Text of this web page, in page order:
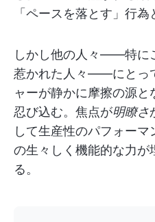
「ペースを落とす」行為
しかし他の人々——特に
惹かれた人々——にとっ
ャーが静かに摩擦の源
忍び込む。焦点が明瞭さ
して生産性のパフォー
の生々しく機能的な力が
る。